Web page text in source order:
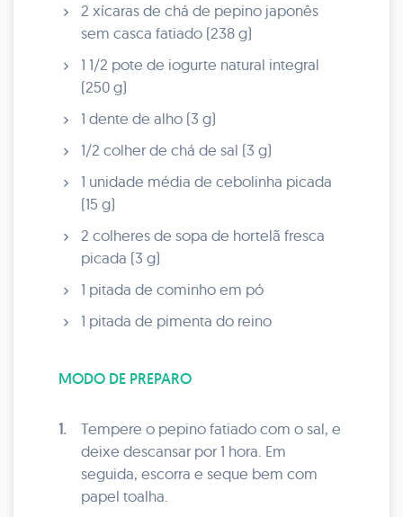
2 xícaras de chá de pepino japonês
sem casca fatiado (238 g)
1 1/2 pote de iogurte natural integral
(250 g)
1 dente de alho (3 g)
1/2 colher de chá de sal (3 g)
1 unidade média de cebolinha picada
(15 g)
2 colheres de sopa de hortelã fresca
picada (3 g)
1 pitada de cominho em pó
1 pitada de pimenta do reino
MODO DE PREPARO
1.
Tempere o pepino fatiado com o sal, e
deixe descansar por 1 hora. Em
seguida, escorra e seque bem com
papel toalha.